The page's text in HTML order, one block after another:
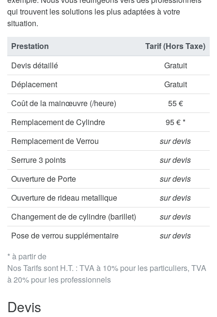
qui trouvent les solutions les plus adaptées à votre
situation.
* à partir de
Nos Tarifs sont H.T. : TVA à 10% pour les particuliers, TVA
à 20% pour les professionnels
Prestation
Tarif (Hors Taxe)
Devis détaillé
Gratuit
Déplacement
Gratuit
Coût de la mainœuvre (/heure)
55 €
Remplacement de Cylindre
95 € *
Remplacement de Verrou
sur devis
Serrure 3 points
sur devis
Ouverture de Porte
sur devis
Ouverture de rideau metallique
sur devis
Changement de de cylindre (barillet)
sur devis
Pose de verrou supplémentaire
sur devis
Devis